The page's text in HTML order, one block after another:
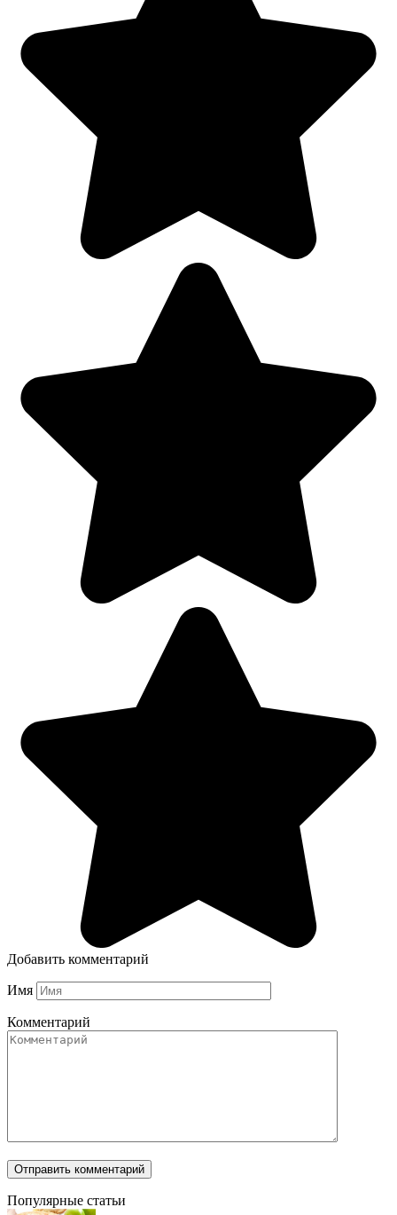
Добавить комментарий
Имя
Комментарий
Популярные статьи